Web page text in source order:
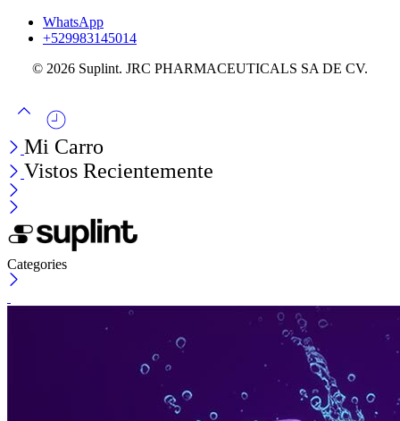
WhatsApp
+529983145014
© 2026 Suplint. JRC PHARMACEUTICALS SA DE CV.
Mi Carro
Vistos Recientemente
Categories